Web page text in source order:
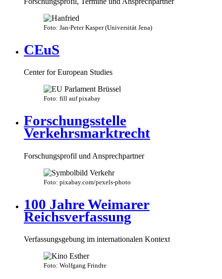
Foto: Jan-Peter Kasper (Universität Jena)
CEuS
Center for European Studies
Foto: fill auf pixabay
Forschungsstelle
Verkehrsmarktrecht
Forschungsprofil und Ansprechpartner
Foto: pixabay.com/pexels-photo
100 Jahre Weimarer
Reichsverfassung
Verfassungsgebung im internationalen Kontext
Foto: Wolfgang Frindte